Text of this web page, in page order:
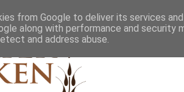
from Google to deliver its services
along with performance and
and address abuse.